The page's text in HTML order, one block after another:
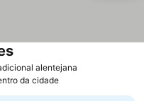
alentejana
da cidade